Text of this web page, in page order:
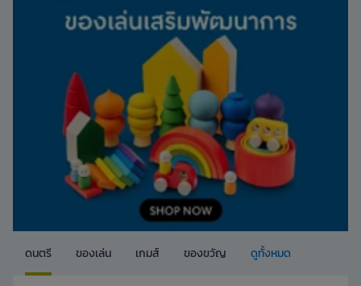
ดนตรี ของเล่น เกมส์ ของขวัญ ดูทั้งหมด